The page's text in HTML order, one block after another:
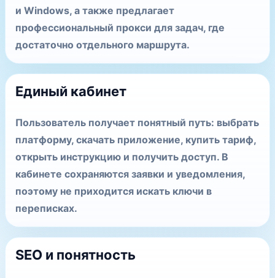
и Windows, а также предлагает
профессиональный прокси для задач, где
достаточно отдельного маршрута.
Единый кабинет
Пользователь получает понятный путь: выбрать
платформу, скачать приложение, купить тариф,
открыть инструкцию и получить доступ. В
кабинете сохраняются заявки и уведомления,
поэтому не приходится искать ключи в
переписках.
SEO и понятность